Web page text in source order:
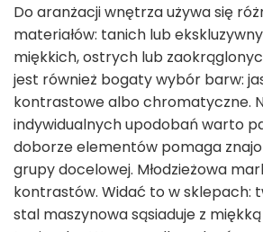
Do aranżacji wnętrza używa się
materiałów: tanich lub
miękkich, ostrych lub
jest również bogaty wybór barw:
kontrastowe albo chromatyczne.
indywidualnych upodobań warto
doborze elementów pomaga
grupy docelowej. Młodzieżowa
kontrastów. Widać to w sklepach:
stal maszynowa sąsiaduje z